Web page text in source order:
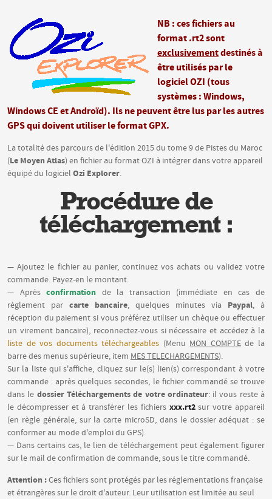
NB : ces fichiers au
format .rt2 sont
exclusivementdestinés à
être utilisés par le
logiciel OZI (tous
systèmes : Windows,
Windows CE et Androïd). Ils ne peuvent être lus par les autres
GPS qui doivent utiliser le format GPX.
La totalité des parcours de l'édition 2015 du tome 9 de Pistes du Maroc
(Le Moyen Atlas) en fichier au format OZI à intégrer dans votre appareil
équipé du logiciel Ozi Explorer.
Procédure de
téléchargement :
— Ajoutez le fichier au panier, continuez vos achats ou validez votre
commande. Payez-en le montant.
— Aprèsconfirmation de la transaction (immédiate en cas de
règlement par carte bancaire, quelques minutes via Paypal, à
réception du paiement si vous préférez utiliser un chèque ou effectuer
un virement bancaire), reconnectez-vous si nécessaire et accédez à la
liste de vos documents téléchargeables (Menu MON COMPTEde la
barre des menus supérieure, item MES TELECHARGEMENTS).
Sur la liste qui s'affiche, cliquez sur le(s) lien(s) correspondant à votre
commande : après quelques secondes, le fichier commandé se trouve
dans le dossier Téléchargements de votre ordinateur: il vous reste à
le décompresser et à transférer les fichiers xxx.rt2sur votre appareil
(en règle générale, sur la carte microSD, dans le dossier adéquat : se
conformer au mode d'emploi du GPS).
— Dans certains cas, le lien de téléchargement peut également figurer
sur le mail de confirmation de commande, sous le titre commandé.
Attention :Ces fichiers sont protégés par les réglementations française
et étrangères sur le droit d'auteur. Leur utilisation est limitée au seul